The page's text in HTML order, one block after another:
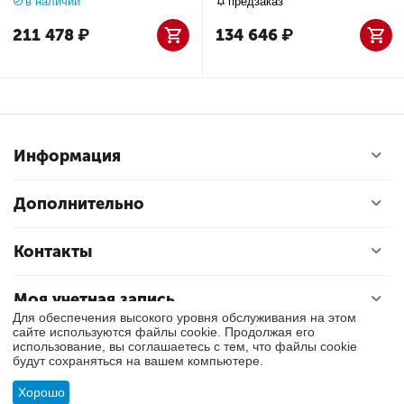
211 478₽ 134 646₽
Информация
Дополнительно
Контакты
Моя учетная запись
© 2018 - 2026 Exly. Все права защищены.
Для обеспечения высокого уровня обслуживания на этом
сайте используются файлы cookie. Продолжая его
использование, вы соглашаетесь с тем, что файлы cookie
будут сохраняться на вашем компьютере.
Хорошо